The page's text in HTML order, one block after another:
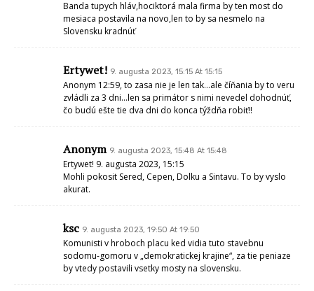
Banda tupych hláv,hociktorá mala firma by ten most do
mesiaca postavila na novo,len to by sa nesmelo na
Slovensku kradnúť
Ertywet! 9. augusta 2023, 15:15 At 15:15
Anonym 12:59, to zasa nie je len tak…ale číňania by to veru
zvládli za 3 dni…len sa primátor s nimi nevedel dohodnúť,
čo budú ešte tie dva dni do konca týždňa robiť!!
Anonym 9. augusta 2023, 15:48 At 15:48
Ertywet! 9. augusta 2023, 15:15
Mohli pokosit Sered, Cepen, Dolku a Sintavu. To by vyslo
akurat.
ksc 9. augusta 2023, 19:50 At 19:50
Komunisti v hroboch placu ked vidia tuto stavebnu
sodomu-gomoru v „demokratickej krajine“, za tie peniaze
by vtedy postavili vsetky mosty na slovensku.